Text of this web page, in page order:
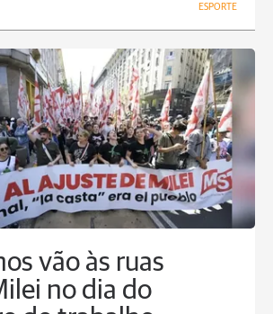
ESPORTE
vão às ruas
no dia do